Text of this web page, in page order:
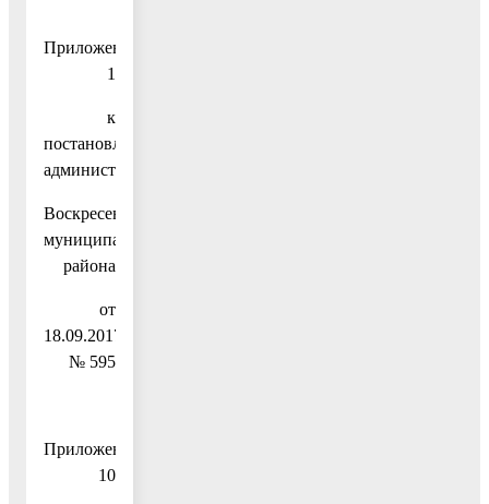
Приложение
1
к
постановлению
администрации
Воскресенского
муниципального
района
от
18.09.2017
№ 595
Приложение
10